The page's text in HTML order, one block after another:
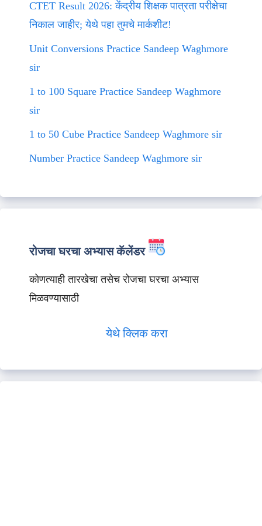
CTET Result 2026: केंद्रीय शिक्षक पात्रता परीक्षेचा
निकाल जाहीर; येथे पहा तुमचे मार्कशीट!
Unit Conversions Practice Sandeep Waghmore
sir
1 to 100 Square Practice Sandeep Waghmore
sir
1 to 50 Cube Practice Sandeep Waghmore sir
Number Practice Sandeep Waghmore sir
रोजचा घरचा अभ्यास कॅलेंडर
कोणत्याही तारखेचा तसेच रोजचा घरचा अभ्यास
मिळवण्यासाठी
येथे क्लिक करा